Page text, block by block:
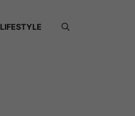
LIFESTYLE